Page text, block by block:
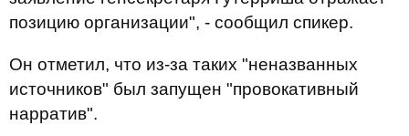
позицию организации", - сообщил спикер.
Он отметил, что из-за таких "неназванных
источников" был запущен "провокативный
нарратив".